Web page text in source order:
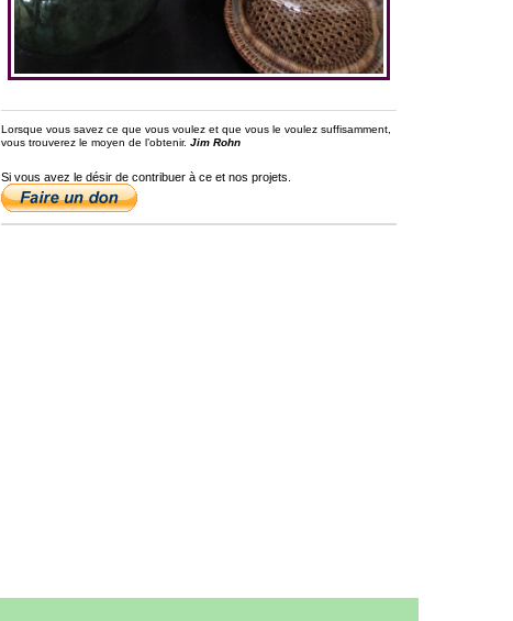
Lorsque vous savez ce que vous voulez et que vous le voulez suffisamment,
vous trouverez le moyen de l’obtenir. Jim Rohn
Si vous avez le désir de contribuer à ce et nos projets.